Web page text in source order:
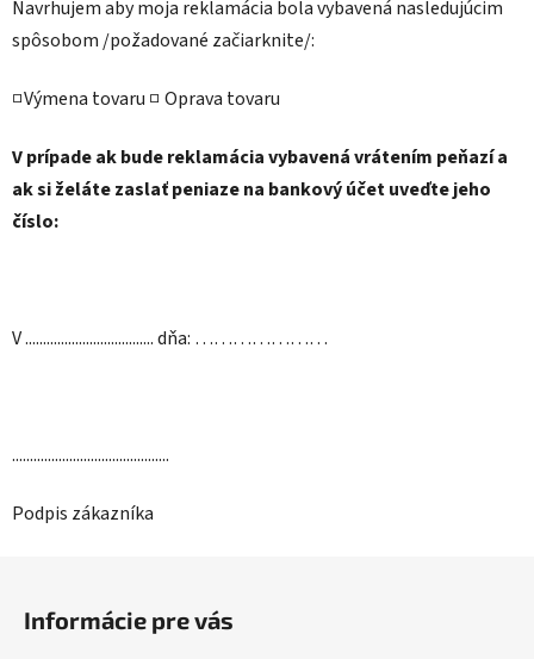
Navrhujem aby moja reklamácia bola vybavená nasledujúcim
spôsobom /požadované začiarknite/:
□Výmena tovaru □ Oprava tovaru
V prípade ak bude reklamácia vybavená vrátením peňazí a
ak si želáte zaslať peniaze na bankový účet uveďte jeho
číslo:
V .................................... dňa: …………………
............................................
Podpis zákazníka
Informácie pre vás